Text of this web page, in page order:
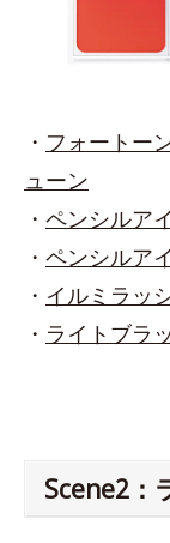
・ フォートー
ューン
・ ペンシルア
・ ペンシルア
・ イルミラッ
・ ライトブラ
Scene2：